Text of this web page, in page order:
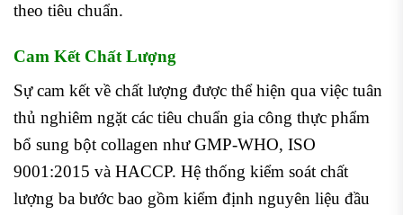
theo tiêu chuẩn.
Cam Kết Chất Lượng
Sự cam kết về chất lượng được thể hiện qua việc tuân
thủ nghiêm ngặt các tiêu chuẩn gia công thực phẩm
bổ sung bột collagen như GMP-WHO, ISO
9001:2015 và HACCP. Hệ thống kiểm soát chất
lượng ba bước bao gồm kiểm định nguyên liệu đầu